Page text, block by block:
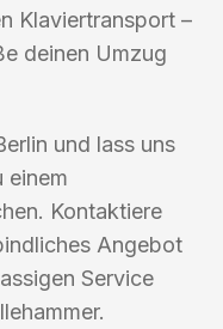
Klaviertransport –
deinen Umzug
und lass uns
einem
Kontaktiere
Angebot
Service